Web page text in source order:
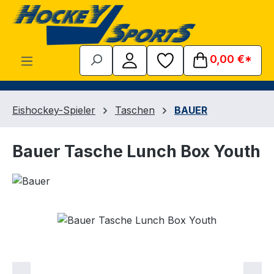
Zum Hauptinhalt springen
0,00 €*
Eishockey-Spieler Taschen BAUER
Bauer Tasche Lunch Box Youth
Bildergalerie überspringen